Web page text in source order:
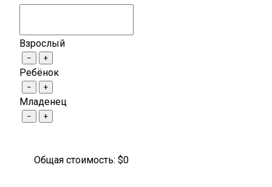
Взрослый
− +
Ребёнок
− +
Младенец
− +
Общая стоимость: $0